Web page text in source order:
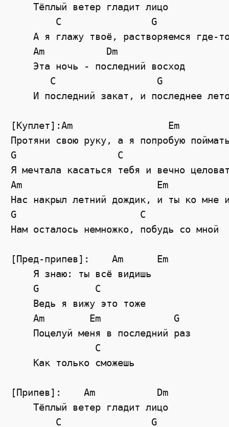
    Тёплый ветер гладит лицо
        C                G
А я глажу твоё, растворяемся где-
    Am           Dm
    Эта ночь - последний восход
       C                  G
И последний закат, и последнее
[Куплет]:Am                 Em
Протяни свою руку, а я попробую
G                  C
Я мечтала касаться тебя и вечно
Am                        Em
Нас накрыл летний дождик, и ты ко мне
G                      C
Нам осталось немножко, побудь со мной
[Пред-припев]:    Am      Em
    Я знаю: ты всё видишь
    G          C
    Ведь я вижу это тоже
    Am        Em             G
    Поцелуй меня в последний раз
               C
    Как только сможешь
[Припев]:    Am           Dm
    Тёплый ветер гладит лицо
        C                G